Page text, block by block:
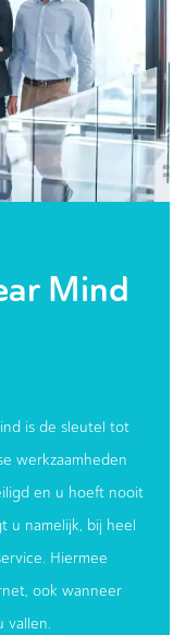
Mind
is de sleutel tot
werkzaamheden
en u hoeft nooit
u namelijk, bij heel
Hiermee
ook wanneer
vallen.